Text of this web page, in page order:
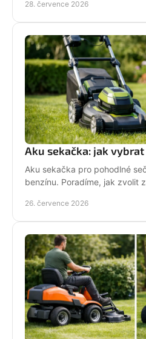
28. července 2026
Aku sekačka: jak
Aku sekačka pro pohodlné
benzínu. Poradíme, jak zvolit
26. července 2026